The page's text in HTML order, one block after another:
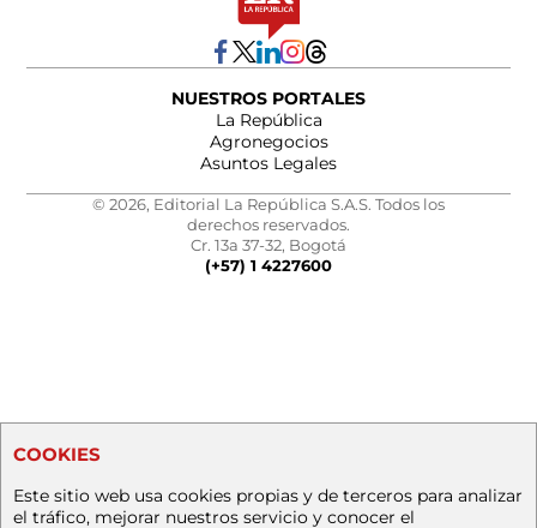
NUESTROS PORTALES
La República
Agronegocios
Asuntos Legales
© 2026, Editorial La República S.A.S. Todos los
derechos reservados.
Cr. 13a 37-32, Bogotá
(+57) 1 4227600
COOKIES
Este sitio web usa cookies propias y de terceros para analizar
el tráfico, mejorar nuestros servicio y conocer el